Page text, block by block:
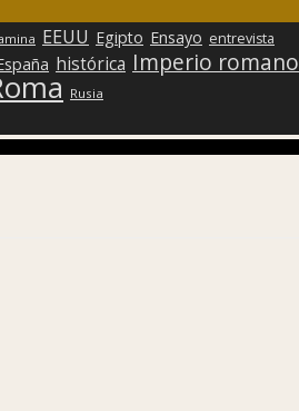
EEUU Egipto Ensayo entrevista
histórica Imperio romano
Rusia